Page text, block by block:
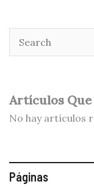
Artículos Que
No hay artículos
Páginas